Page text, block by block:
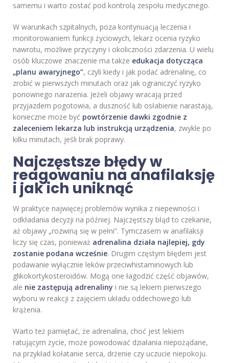
samemu i warto zostać pod kontrolą zespołu medycznego.
W warunkach szpitalnych, poza kontynuacją leczenia i
monitorowaniem funkcji życiowych, lekarz ocenia ryzyko
nawrotu, możliwe przyczyny i okoliczności zdarzenia. U wielu
osób kluczowe znaczenie ma także edukacja dotycząca
„planu awaryjnego”, czyli kiedy i jak podać adrenalinę, co
zrobić w pierwszych minutach oraz jak ograniczyć ryzyko
ponownego narażenia. Jeżeli objawy wracają przed
przyjazdem pogotowia, a duszność lub osłabienie narastają,
konieczne może być powtórzenie dawki zgodnie z
zaleceniem lekarza lub instrukcją urządzenia, zwykle po
kilku minutach, jeśli brak poprawy.
Najczęstsze błędy w
reagowaniu na anafilaksję
i jak ich uniknąć
W praktyce najwięcej problemów wynika z niepewności i
odkładania decyzji na później. Najczęstszy błąd to czekanie,
aż objawy „rozwiną się w pełni”. Tymczasem w anafilaksji
liczy się czas, ponieważ adrenalina działa najlepiej, gdy
zostanie podana wcześnie. Drugim częstym błędem jest
podawanie wyłącznie leków przeciwhistaminowych lub
glikokortykosteroidów. Mogą one łagodzić część objawów,
ale nie zastępują adrenaliny i nie są lekiem pierwszego
wyboru w reakcji z zajęciem układu oddechowego lub
krążenia.
Warto też pamiętać, że adrenalina, choć jest lekiem
ratującym życie, może powodować działania niepożądane,
na przykład kołatanie serca, drżenie czy uczucie niepokoju.